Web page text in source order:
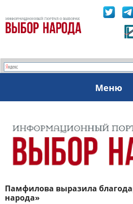
Меню
Памфилова выразила
народа»